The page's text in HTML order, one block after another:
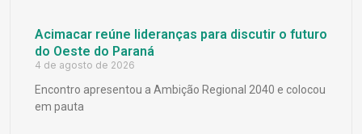
Acimacar reúne lideranças para discutir o futuro
do Oeste do Paraná
4 de agosto de 2026
Encontro apresentou a Ambição Regional 2040 e colocou
em pauta